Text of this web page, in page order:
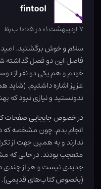
fintool
۷ اردیبهشت ۰۱ در ۱۰:۰۵ ب٫ظ
سلام و خوش برگشتید.
فاصل این دو فصل
خودم و هم یکی دو نفر از
عزیز اشاره داشتیم.
ندونستید و نیازی نبود که
در خصوص جابجایی صفحات
انجام بدم. چون مشخصه که
ندارند و به همین جهت از
متعجب بودند. در حالی
جدیدی نیست و هر از چندی
(بخصوص کتاب‌های قدیمی).